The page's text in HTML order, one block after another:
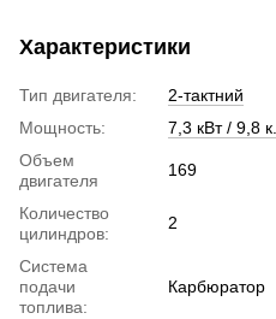
Характеристики
Тип двигателя:
2-тактний
Мощность:
7,3 кВт / 9,8
Объем
двигателя
169
Количество
цилиндров:
2
Система
подачи
топлива:
Карбюратор